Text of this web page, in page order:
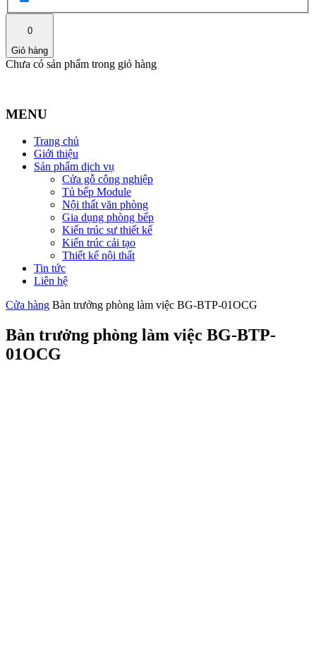
0
Giỏ hàng
Chưa có sản phẩm trong giỏ hàng
MENU
Trang chủ
Giới thiệu
Sản phẩm dịch vụ
Cửa gỗ công nghiệp
Tủ bếp Module
Nội thất văn phòng
Gia dụng phòng bếp
Kiến trúc sư thiết kế
Kiến trúc cải tạo
Thiết kế nội thất
Tin tức
Liên hệ
Cửa hàng Bàn trưởng phòng làm việc BG-BTP-01OCG
Bàn trưởng phòng làm việc BG-BTP-
01OCG